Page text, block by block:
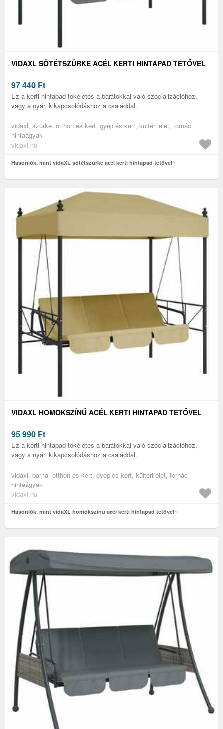
VIDAXL SÖTÉTSZÜRKE ACÉL KERTI HINTAPAD TETŐVEL
97 440 Ft
Ez a kerti hintapad tökéletes a barátokkal való szocializációhoz,
vagy a nyári kikapcsolódáshoz a családdal.
vidaxl, szürke, otthon és kert, gyep és kert, kültéri élet, tornác
hintaágyak
vidaxl.hu
Hasonlók, mint vidaXL sötétszürke acél kerti hintapad tetővel
VIDAXL HOMOKSZÍNŰ ACÉL KERTI HINTAPAD TETŐVEL
95 990 Ft
Ez a kerti hintapad tökéletes a barátokkal való szocializációhoz,
vagy a nyári kikapcsolódáshoz a családdal.
vidaxl, barna, otthon és kert, gyep és kert, kültéri élet, tornác
hintaágyak
vidaxl.hu
Hasonlók, mint vidaXL homokszínű acél kerti hintapad tetővel